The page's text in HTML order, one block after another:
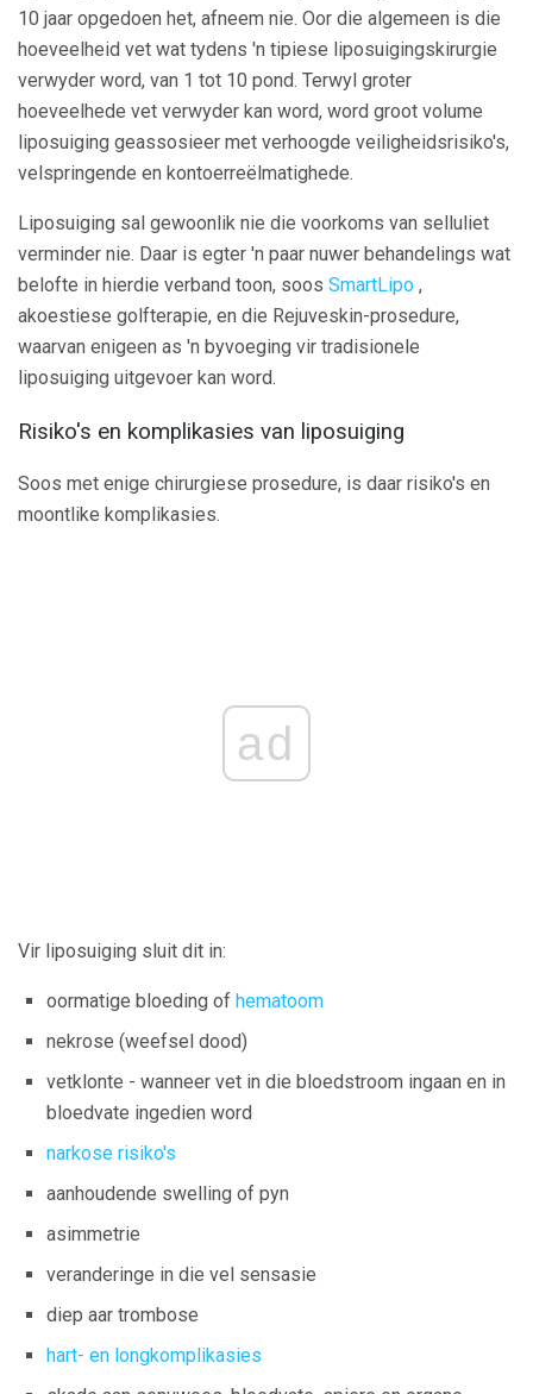
10 jaar opgedoen het, afneem nie. Oor die algemeen is die
hoeveelheid vet wat tydens 'n tipiese liposuigingskirurgie
verwyder word, van 1 tot 10 pond. Terwyl groter
hoeveelhede vet verwyder kan word, word groot volume
liposuiging geassosieer met verhoogde veiligheidsrisiko's,
velspringende en kontoerreëlmatighede.
Liposuiging sal gewoonlik nie die voorkoms van selluliet
verminder nie. Daar is egter 'n paar nuwer behandelings wat
belofte in hierdie verband toon, soos SmartLipo ,
akoestiese golfterapie, en die Rejuveskin-prosedure,
waarvan enigeen as 'n byvoeging vir tradisionele
liposuiging uitgevoer kan word.
Risiko's en komplikasies van liposuiging
Soos met enige chirurgiese prosedure, is daar risiko's en
moontlike komplikasies.
ad
Vir liposuiging sluit dit in:
oormatige bloeding of hematoom
nekrose (weefsel dood)
vetklonte - wanneer vet in die bloedstroom ingaan en in
bloedvate ingedien word
narkose risiko's
aanhoudende swelling of pyn
asimmetrie
veranderinge in die vel sensasie
diep aar trombose
hart- en longkomplikasies